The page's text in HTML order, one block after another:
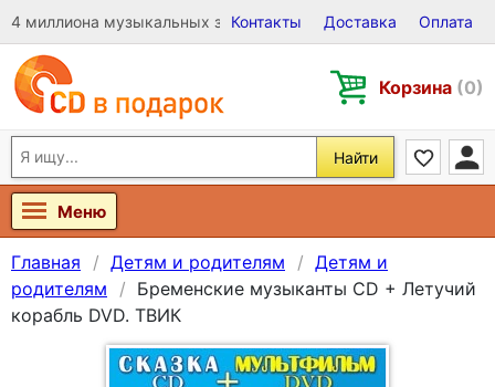
4 миллиона музыкальных записей на Виниле, CD и DVD
Контакты Доставка Оплата
Корзина (0)
Найти
Меню
Главная Детям и родителям
Детям и
родителям
Бременские музыканты CD + Летучий
корабль DVD. ТВИК